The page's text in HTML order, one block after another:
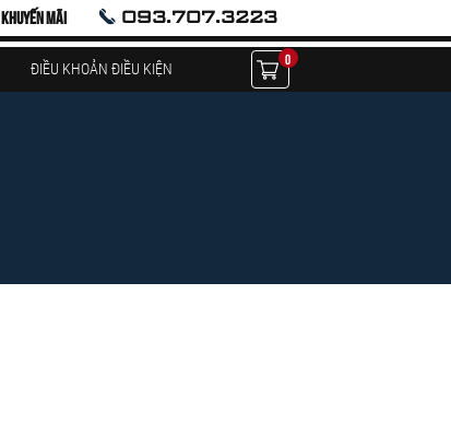
KHUYẾN MÃI 093.707.3223
ĐIỀU KHOẢN ĐIỀU KIỆN
0